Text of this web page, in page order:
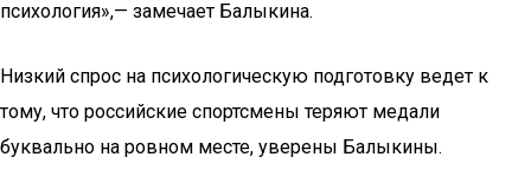
психология»,— замечает Балыкина.
Низкий спрос на психологическую подготовку ведет к
тому, что российские спортсмены теряют медали
буквально на ровном месте, уверены Балыкины.